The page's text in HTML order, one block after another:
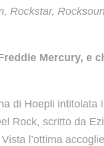
Rockstar,
Mercury, e
di Hoepli intitolata
Rock, scritto da
l’ottima